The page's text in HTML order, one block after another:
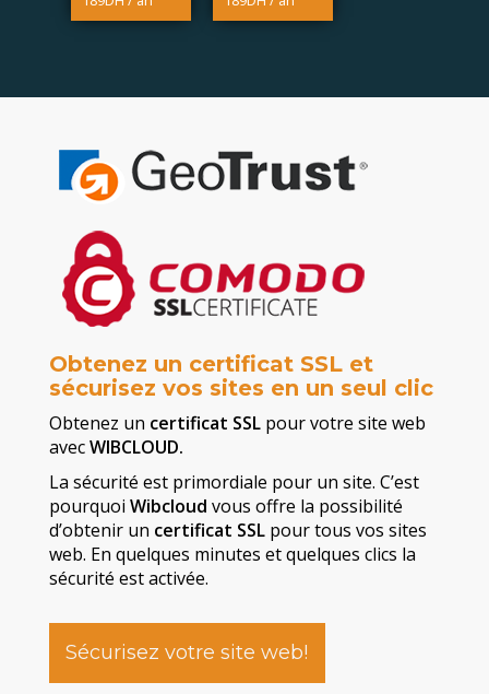
Obtenez un certificat SSL et
sécurisez vos sites en un seul clic
Obtenez un certificat SSL pour votre site web
avecWIBCLOUD.
La sécurité est primordiale pour un site. C’est
pourquoi Wibcloud vous offre la possibilité
d’obtenir un certificat SSL pour tous vos sites
web. En quelques minutes et quelques clics la
sécurité est activée.
Sécurisez votre site web!